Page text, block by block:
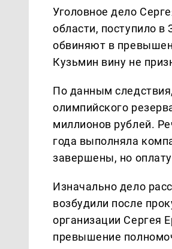
Уголовное дело
области, поступило
обвиняют в
Кузьмин вину не
По данным
олимпийского
миллионов рублей.
года выполняла
завершены, но
Изначально дело
возбудили после
организации Сергея
превышение